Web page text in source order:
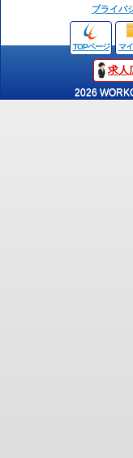
プライバ
TOPページ マ
求人
2026